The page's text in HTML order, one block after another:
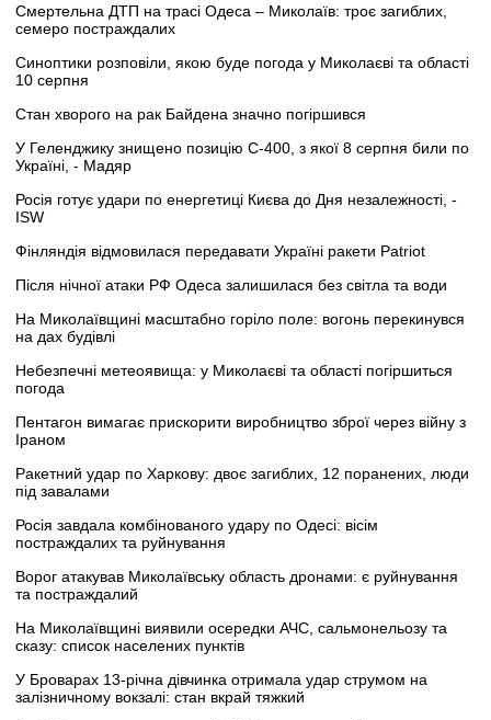
Смертельна ДТП на трасі Одеса – Миколаїв: троє загиблих,
семеро постраждалих
Синоптики розповіли, якою буде погода у Миколаєві та області
10 серпня
Стан хворого на рак Байдена значно погіршився
У Геленджику знищено позицію С-400, з якої 8 серпня били по
Україні, - Мадяр
Росія готує удари по енергетиці Києва до Дня незалежності, -
ISW
Фінляндія відмовилася передавати Україні ракети Patriot
Після нічної атаки РФ Одеса залишилася без світла та води
На Миколаївщині масштабно горіло поле: вогонь перекинувся
на дах будівлі
Небезпечні метеоявища: у Миколаєві та області погіршиться
погода
Пентагон вимагає прискорити виробництво зброї через війну з
Іраном
Ракетний удар по Харкову: двоє загиблих, 12 поранених, люди
під завалами
Росія завдала комбінованого удару по Одесі: вісім
постраждалих та руйнування
Ворог атакував Миколаївську область дронами: є руйнування
та постраждалий
На Миколаївщині виявили осередки АЧС, сальмонельозу та
сказу: список населених пунктів
У Броварах 13-річна дівчинка отримала удар струмом на
залізничному вокзалі: стан вкрай тяжкий